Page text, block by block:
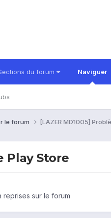
du forum Naviguer
le forum [LAZER MD1005]
Play Store
reprises sur le forum